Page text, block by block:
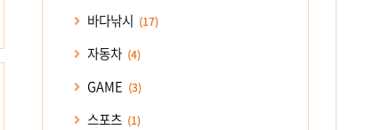
바다낚시 (17)
자동차 (4)
GAME (3)
스포츠 (1)